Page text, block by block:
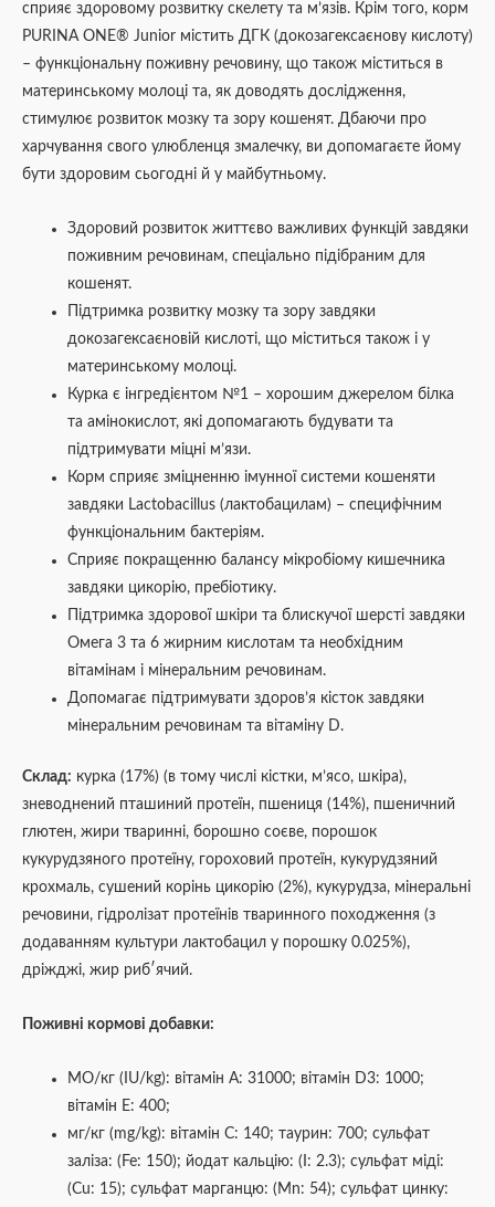
сприяє здоровому розвитку скелету та м’язів. Крім того, корм
PURINA ONE® Junior містить ДГК (докозагексаєнову кислоту)
– функціональну поживну речовину, що також міститься в
материнському молоці та, як доводять дослідження,
стимулює розвиток мозку та зору кошенят. Дбаючи про
харчування свого улюбленця змалечку, ви допомагаєте йому
бути здоровим сьогодні й у майбутньому.
Здоровий розвиток життєво важливих функцій завдяки
поживним речовинам, спеціально підібраним для
кошенят.
Підтримка розвитку мозку та зору завдяки
докозагексаєновій кислоті, що міститься також і у
материнському молоці.
Курка є інгредієнтом №1 – хорошим джерелом білка
та амінокислот, які допомагають будувати та
підтримувати міцні м’язи.
Корм сприяє зміцненню імунної системи кошеняти
завдяки Lactobacillus (лактобацилам) – специфічним
функціональним бактеріям.
Сприяє покращенню балансу мікробіому кишечника
завдяки цикорію, пребіотику.
Підтримка здорової шкіри та блискучої шерсті завдяки
Омега 3 та 6 жирним кислотам та необхідним
вітамінам і мінеральним речовинам.
Допомагає підтримувати здоров’я кісток завдяки
мінеральним речовинам та вітаміну D.
Склад: курка (17%) (в тому числі кістки, м’ясо, шкіра),
зневоднений пташиний протеїн, пшениця (14%), пшеничний
глютен, жири тваринні, борошно соєве, порошок
кукурудзяного протеїну, гороховий протеїн, кукурудзяний
крохмаль, сушений корінь цикорію (2%), кукурудза, мінеральні
речовини, гідролізат протеїнів тваринного походження (з
додаванням культури лактобацил у порошку 0.025%),
дріжджі, жир риб′ячий.
Поживні кормові добавки:
МО/кг (IU/kg): вітамін А: 31000; вітамін D3: 1000;
вітамін Е: 400;
мг/кг (mg/kg): вітамін С: 140; таурин: 700; сульфат
заліза: (Fe: 150); йодат кальцію: (I: 2.3); сульфат міді:
(Cu: 15); сульфат марганцю: (Mn: 54); сульфат цинку: